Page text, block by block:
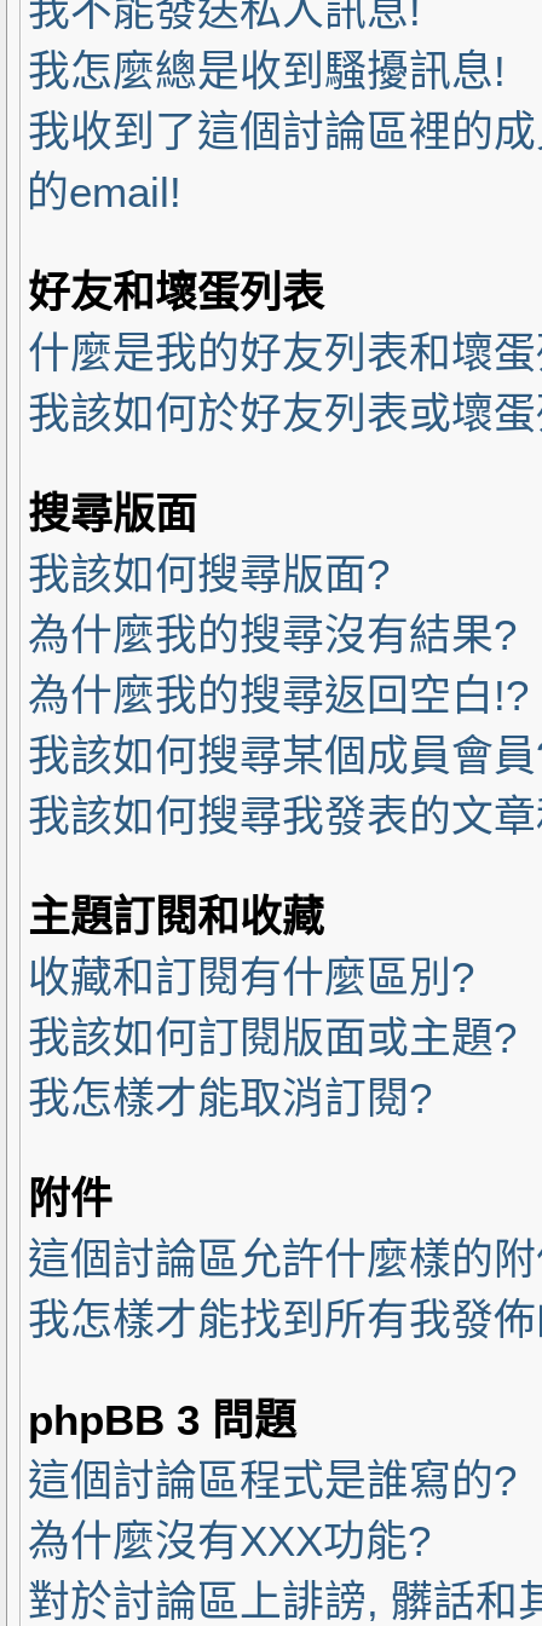
我不能發送私人訊息!
我怎麼總是收到騷擾訊息!
我收到了這個討論區裡的
的email!
好友和壞蛋列表
什麼是我的好友列表和壞
我該如何於好友列表或壞
搜尋版面
我該如何搜尋版面?
為什麼我的搜尋沒有結果?
為什麼我的搜尋返回空白!?
我該如何搜尋某個成員會
我該如何搜尋我發表的文
主題訂閱和收藏
收藏和訂閱有什麼區別?
我該如何訂閱版面或主題?
我怎樣才能取消訂閱?
附件
這個討論區允許什麼樣的
我怎樣才能找到所有我發
phpBB 3 問題
這個討論區程式是誰寫的?
為什麼沒有XXX功能?
對於討論區上誹謗, 髒話和